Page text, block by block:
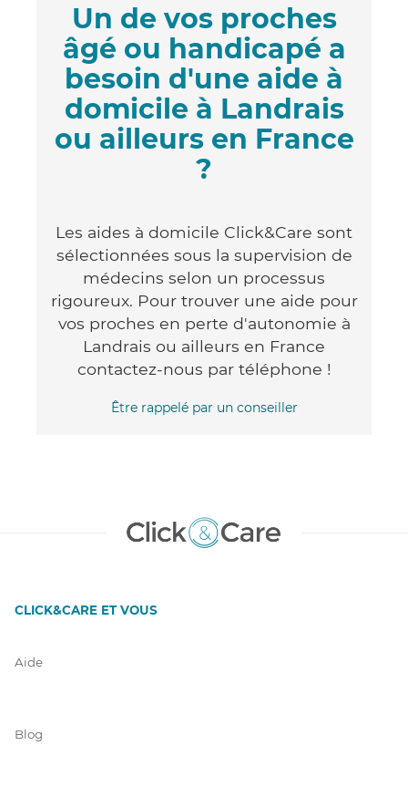
Un de vos proches
âgé ou handicapé a
besoin d'une aide à
domicile à Landrais
ou ailleurs en France
?
Les aides à domicile Click&Care sont
sélectionnées sous la supervision de
médecins selon un processus
rigoureux. Pour trouver une aide pour
vos proches en perte d'autonomie à
Landrais ou ailleurs en France
contactez-nous par téléphone !
Être rappelé par un conseiller
CLICK&CARE ET VOUS
Aide
Blog